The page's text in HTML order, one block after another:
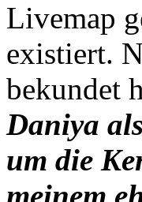
Livemap
existiert.
bekundet
Daniya
um die